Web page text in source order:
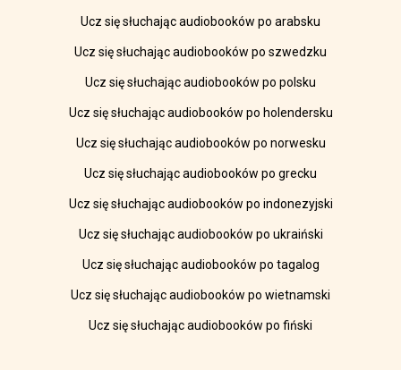
Ucz się słuchając audiobooków po arabsku
Ucz się słuchając audiobooków po szwedzku
Ucz się słuchając audiobooków po polsku
Ucz się słuchając audiobooków po holendersku
Ucz się słuchając audiobooków po norwesku
Ucz się słuchając audiobooków po grecku
Ucz się słuchając audiobooków po indonezyjski
Ucz się słuchając audiobooków po ukraiński
Ucz się słuchając audiobooków po tagalog
Ucz się słuchając audiobooków po wietnamski
Ucz się słuchając audiobooków po fiński